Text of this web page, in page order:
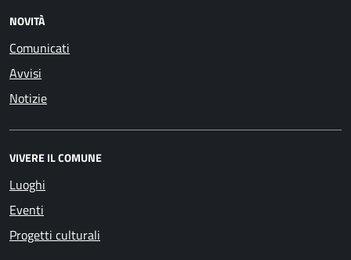
NOVITÀ
Comunicati
Avvisi
Notizie
VIVERE IL COMUNE
Luoghi
Eventi
Progetti culturali